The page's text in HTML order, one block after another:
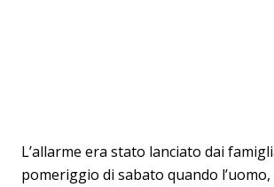
L’allarme era stato lanciato dai
pomeriggio di sabato quando